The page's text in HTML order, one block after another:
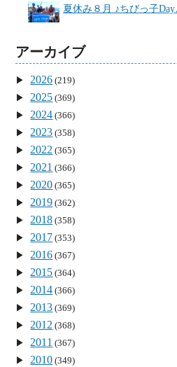
夏休み８月 ♪ちびっ子
アーカイブ
2026 (219)
2025 (369)
2024 (366)
2023 (358)
2022 (365)
2021 (366)
2020 (365)
2019 (362)
2018 (358)
2017 (353)
2016 (367)
2015 (364)
2014 (366)
2013 (369)
2012 (368)
2011 (367)
2010 (349)